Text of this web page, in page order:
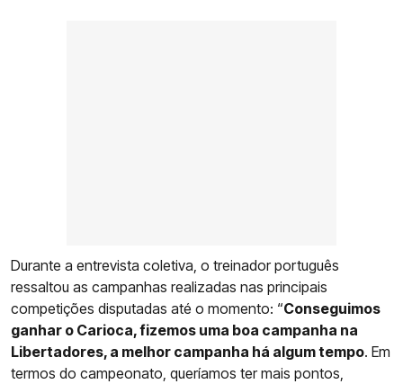
Durante a entrevista coletiva, o treinador português
ressaltou as campanhas realizadas nas principais
competições disputadas até o momento: “Conseguimos
ganhar o Carioca, fizemos uma boa campanha na
Libertadores, a melhor campanha há algum tempo. Em
termos do campeonato, queríamos ter mais pontos,